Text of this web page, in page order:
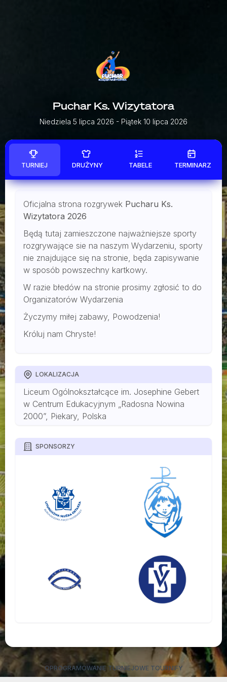
Puchar Ks. Wizytatora
Niedziela 5 lipca 2026 - Piątek 10 lipca 2026
TURNIEJ DRUŻYNY TABELE TERMINARZ
Oficjalna strona rozgrywek Pucharu Ks.
Wizytatora 2026
Będą tutaj zamieszczone najważniejsze sporty
rozgrywające sie na naszym Wydarzeniu, sporty
nie znajdujące się na stronie, będa zapisywanie
w sposób powszechny kartkowy.
W razie błedów na stronie prosimy zgłosić to do
Organizatorów Wydarzenia
Życzymy miłej zabawy, Powodzenia!
Króluj nam Chryste!
LOKALIZACJA
Liceum Ogólnokształcące im. Josephine Gebert
w Centrum Edukacyjnym „Radosna Nowina
2000”, Piekary, Polska
SPONSORZY
OPROGRAMOWANIE TURNIEJOWE TOURNIFY